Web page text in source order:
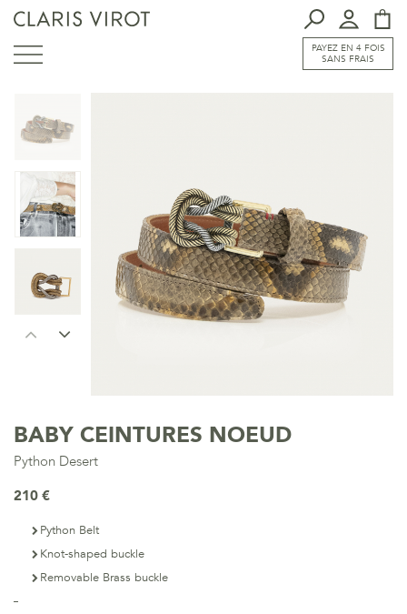
PAYEZ EN 4 FOIS
SANS FRAIS
BABY CEINTURES NOEUD
Python Desert
210 €
Python Belt
Knot-shaped buckle
Removable Brass buckle